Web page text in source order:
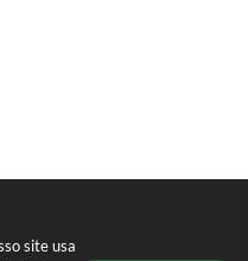
site usa